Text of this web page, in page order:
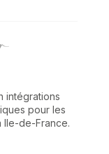
intégrations
pour les
Ile-de-France.